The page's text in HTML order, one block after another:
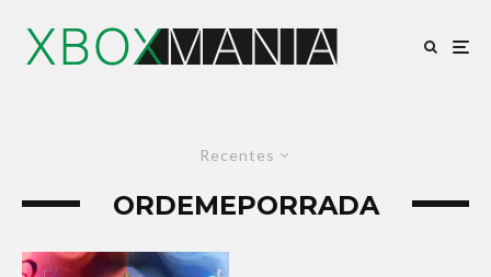
Recentes
ORDEMEPORRADA